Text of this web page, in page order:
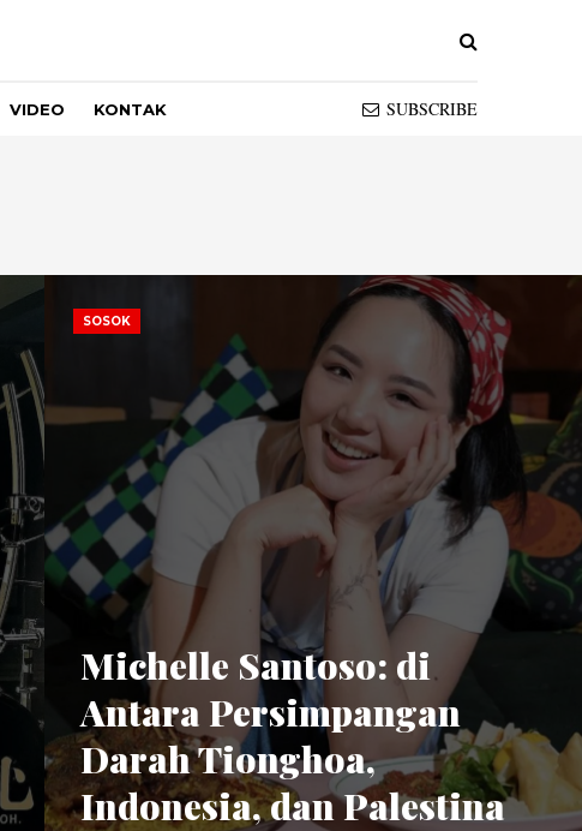
VIDEO KONTAK SUBSCRIBE
SOSOK
Michelle Santoso: di
Antara Persimpangan
Darah Tionghoa,
Indonesia, dan Palestina